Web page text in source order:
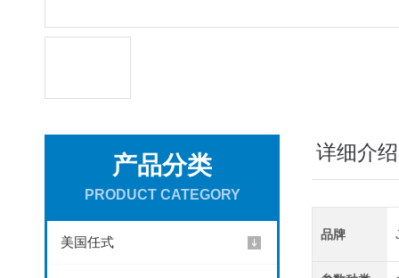
产品分类
PRODUCT CATEGORY
美国任式
详细介绍
品牌